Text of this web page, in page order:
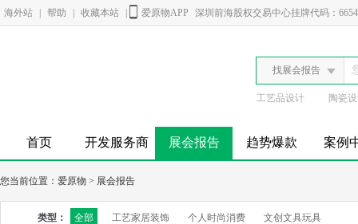
海外站 帮助 收藏本站 爱原物APP 深圳前海股权交易中心挂牌代码：
找展会报告
工艺品设计 陶瓷
首页 开发服务商 展会报告 趋势爆款 案例
您当前位置： 爱原物 > 展会报告
类型： 全部 工艺家居装饰 个人时尚消费 文创文具玩具